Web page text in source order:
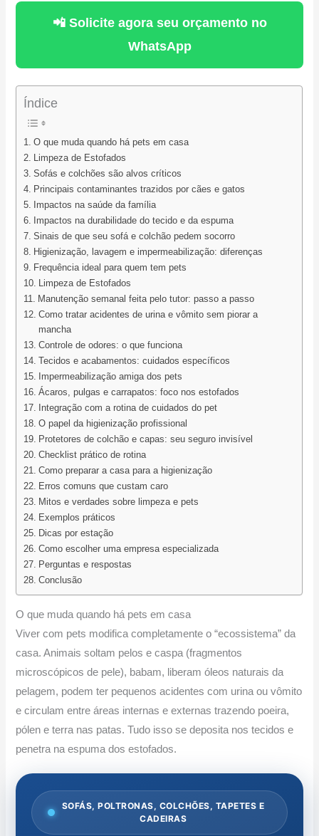
📲 Solicite agora seu orçamento no
WhatsApp
Índice
O que muda quando há pets em casa
Limpeza de Estofados
Sofás e colchões são alvos críticos
Principais contaminantes trazidos por cães e gatos
Impactos na saúde da família
Impactos na durabilidade do tecido e da espuma
Sinais de que seu sofá e colchão pedem socorro
Higienização, lavagem e impermeabilização: diferenças
Frequência ideal para quem tem pets
Limpeza de Estofados
Manutenção semanal feita pelo tutor: passo a passo
Como tratar acidentes de urina e vômito sem piorar a
mancha
Controle de odores: o que funciona
Tecidos e acabamentos: cuidados específicos
Impermeabilização amiga dos pets
Ácaros, pulgas e carrapatos: foco nos estofados
Integração com a rotina de cuidados do pet
O papel da higienização profissional
Protetores de colchão e capas: seu seguro invisível
Checklist prático de rotina
Como preparar a casa para a higienização
Erros comuns que custam caro
Mitos e verdades sobre limpeza e pets
Exemplos práticos
Dicas por estação
Como escolher uma empresa especializada
Perguntas e respostas
Conclusão
O que muda quando há pets em casa
Viver com pets modifica completamente o “ecossistema” da
casa. Animais soltam pelos e caspa (fragmentos
microscópicos de pele), babam, liberam óleos naturais da
pelagem, podem ter pequenos acidentes com urina ou vômito
e circulam entre áreas internas e externas trazendo poeira,
pólen e terra nas patas. Tudo isso se deposita nos tecidos e
penetra na espuma dos estofados.
SOFÁS, POLTRONAS, COLCHÕES, TAPETES E
CADEIRAS